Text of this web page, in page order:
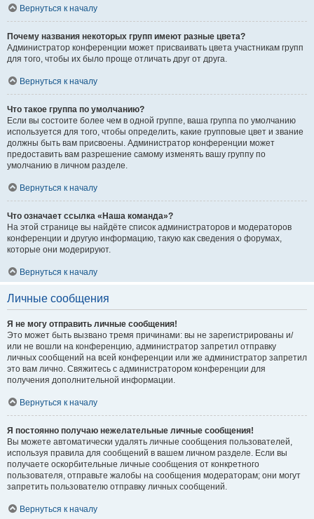
Вернуться к началу
Почему названия некоторых групп имеют разные цвета?
Администратор конференции может присваивать цвета участникам групп
для того, чтобы их было проще отличать друг от друга.
Вернуться к началу
Что такое группа по умолчанию?
Если вы состоите более чем в одной группе, ваша группа по умолчанию
используется для того, чтобы определить, какие групповые цвет и звание
должны быть вам присвоены. Администратор конференции может
предоставить вам разрешение самому изменять вашу группу по
умолчанию в личном разделе.
Вернуться к началу
Что означает ссылка «Наша команда»?
На этой странице вы найдёте список администраторов и модераторов
конференции и другую информацию, такую как сведения о форумах,
которые они модерируют.
Вернуться к началу
Личные сообщения
Я не могу отправить личные сообщения!
Это может быть вызвано тремя причинами: вы не зарегистрированы и/
или не вошли на конференцию, администратор запретил отправку
личных сообщений на всей конференции или же администратор запретил
это вам лично. Свяжитесь с администратором конференции для
получения дополнительной информации.
Вернуться к началу
Я постоянно получаю нежелательные личные сообщения!
Вы можете автоматически удалять личные сообщения пользователей,
используя правила для сообщений в вашем личном разделе. Если вы
получаете оскорбительные личные сообщения от конкретного
пользователя, отправьте жалобы на сообщения модераторам; они могут
запретить пользователю отправку личных сообщений.
Вернуться к началу